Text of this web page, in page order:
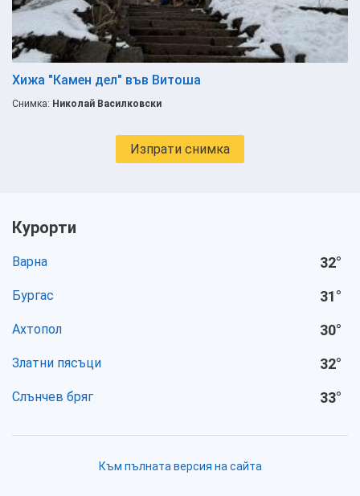
Хижа "Камен дел" във Витоша
Снимка: Николай Василковски
Изпрати снимка
Курорти
Варна 32°
Бургас 31°
Ахтопол 30°
Златни пясъци 32°
Слънчев бряг 33°
Към пълната версия на сайта